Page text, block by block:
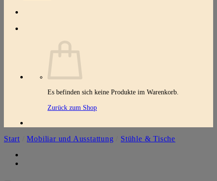
Es befinden sich keine Produkte im Warenkorb.
Zurück zum Shop
Start Mobiliar und Ausstattung Stühle & Tische